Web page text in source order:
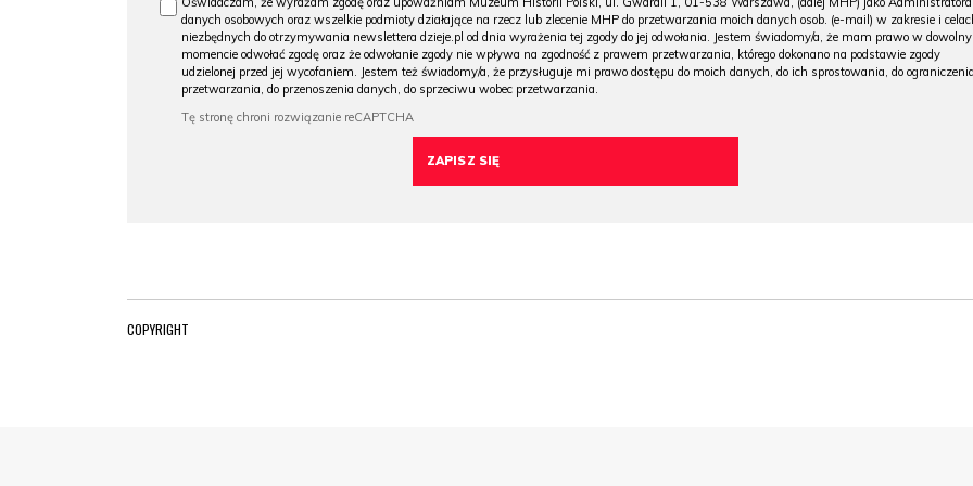
danych osobowych oraz wszelkie podmioty działające na rzecz lub zlecenie MHP do przetwarzania moich danych osob. (e-mail) w zakresie i
niezbędnych do otrzymywania newslettera dzieje.pl od dnia wyrażenia tej zgody do jej odwołania. Jestem świadomy/a, że mam prawo w
momencie odwołać zgodę oraz że odwołanie zgody nie wpływa na zgodność z prawem przetwarzania, którego dokonano na podstawie zgody
udzielonej przed jej wycofaniem. Jestem też świadomy/a, że przysługuje mi prawo dostępu do moich danych, do ich sprostowania, do ograniczenia
przetwarzania, do przenoszenia danych, do sprzeciwu wobec przetwarzania.
COPYRIGHT